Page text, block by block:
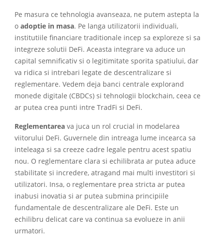
Pe masura ce tehnologia avanseaza, ne putem astepta la
o adoptie in masa. Pe langa utilizatorii individuali,
institutiile financiare traditionale incep sa exploreze si sa
integreze solutii DeFi. Aceasta integrare va aduce un
capital semnificativ si o legitimitate sporita spatiului, dar
va ridica si intrebari legate de descentralizare si
reglementare. Vedem deja banci centrale explorand
monede digitale (CBDCs) si tehnologii blockchain, ceea ce
ar putea crea punti intre TradFi si DeFi.
Reglementarea va juca un rol crucial in modelarea
viitorului DeFi. Guvernele din intreaga lume incearca sa
inteleaga si sa creeze cadre legale pentru acest spatiu
nou. O reglementare clara si echilibrata ar putea aduce
stabilitate si incredere, atragand mai multi investitori si
utilizatori. Insa, o reglementare prea stricta ar putea
inabusi inovatia si ar putea submina principiile
fundamentale de descentralizare ale DeFi. Este un
echilibru delicat care va continua sa evolueze in anii
urmatori.